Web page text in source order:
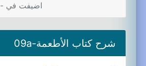
اضيفت في - 2004-12-14
شرح كتاب الأطعمة-09a